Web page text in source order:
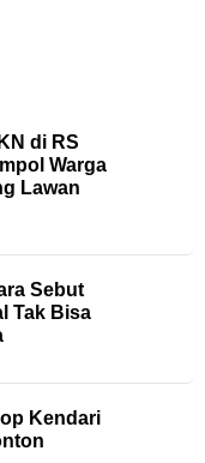
di RS
Warga
Lawan
Sebut
Tak Bisa
Kendari